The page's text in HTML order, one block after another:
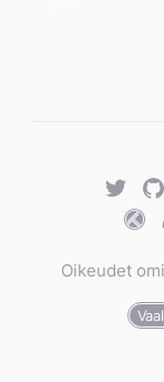
Twitter
Oikeudet